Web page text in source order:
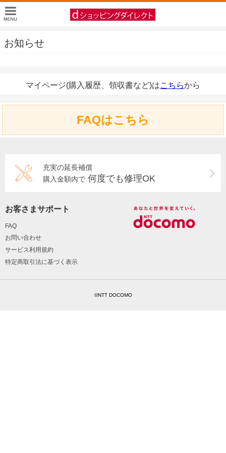
お知らせ
マイページ(購入履歴、領収書など)はこちらから
FAQはこちら
充実の延長補償
購入金額内で 何度でも修理OK
お客さまサポート
FAQ
お問い合わせ
サービス利用規約
特定商取引法に基づく表示
©NTT DOCOMO